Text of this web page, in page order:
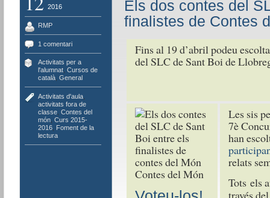
2016
RMP
1 comentari
Activitats per a
l'alumnat, Cursos de
català, General
Activitats d'aula,
activitats fora de
classe, Contes del
món, Curs 2015-
2016, Foment de la
lectura
Els dos contes del
finalistes de Contes
Fins al 19 d’abril podeu
del SLC de Sant Boi de
Contes del Món
Les sis
7è
han
relats
Tots els
través